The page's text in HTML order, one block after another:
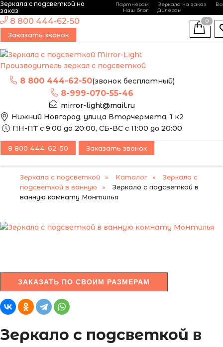
Зеркала с подсветкой на
заказ
Партнёрам Зеркала на заказ
Наш блог
Дилерам
Производитель зеркал с подсветкой
8 800 444-62-50(звонок бесплатный)
8-999-070-55-46
mirror-light@mail.ru
Нижний Новгород, улица Вторчермета, 1 к2
ПН-ПТ с 9:00 до 20:00, СБ-ВС с 11:00 до 20:00
8 800 444-62-50
Заказать звонок
0
8 800 444-62-50 Заказать звонок
Зеркала с подсветкой Каталог
Зеркала с
подсветкой в ванную
Зеркало с подсветкой в
ванную комнату Монтилья
ЭТО ЗЕРКАЛО МЫ
МОЖЕМ ИЗГОТОВИТЬ
ПО ВАШИМ
ЗАКАЗАТЬ ПО СВОИМ РАЗМЕРАМ
Зеркало с подсветкой в
-